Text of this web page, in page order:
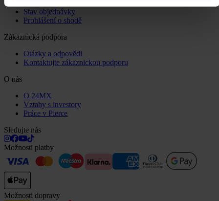
Stav objednávky
Prohlášení o shodě
Zákaznická podpora
Otázky a odpovědi
Kontaktujte zákaznickou podporu
O nás
O 24MX
Vztahy s investory
Práce v Pierce
Sledujte nás
Možnosti platby
Možnosti dopravy